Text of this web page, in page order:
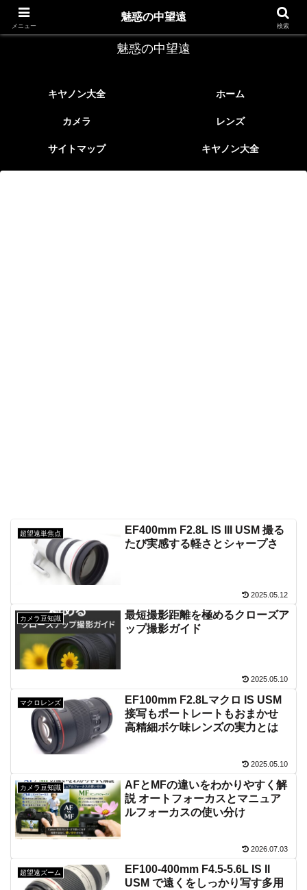
レトロなEFレンズ
魅惑の中望遠
キヤノン大全 ホーム
カメラ レンズ
サイトマップ キヤノン大全
超望遠単焦点
EF400mm F2.8L IS III USM 撮る
たび実感する軽さとシャープさ
2025.05.12
カメラ豆知識
最短撮影距離を極めるクローズア
ップ撮影ガイド
2025.05.10
マクロレンズ
EF100mm F2.8Lマクロ IS USM
接写もポートレートもおまかせ
高精細ボケ味レンズの実力とは
2025.05.10
カメラ豆知識
AFとMFの違いをわかりやすく解
説 オートフォーカスとマニュア
ルフォーカスの使い分け
2026.07.03
超望遠ズーム
EF100-400mm F4.5-5.6L IS II
USM で遠くをしっかり写す多用
メニュー
魅惑の中望遠
検索